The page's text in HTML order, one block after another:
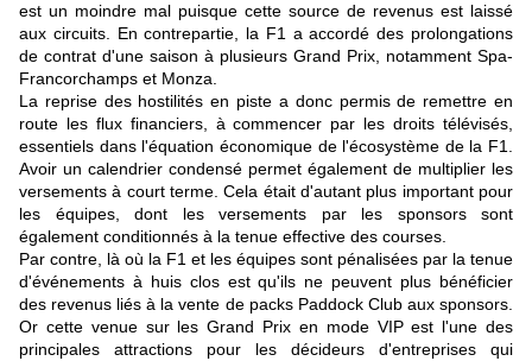
est un moindre mal puisque cette source de revenus est laissé
aux circuits. En contrepartie, la F1 a accordé des prolongations
de contrat d'une saison à plusieurs Grand Prix, notamment Spa-
Francorchamps et Monza.
La reprise des hostilités en piste a donc permis de remettre en
route les flux financiers, à commencer par les droits télévisés,
essentiels dans l'équation économique de l'écosystème de la F1.
Avoir un calendrier condensé permet également de multiplier les
versements à court terme. Cela était d'autant plus important pour
les équipes, dont les versements par les sponsors sont
également conditionnés à la tenue effective des courses.
Par contre, là où la F1 et les équipes sont pénalisées par la tenue
d'événements à huis clos est qu'ils ne peuvent plus bénéficier
des revenus liés à la vente de packs Paddock Club aux sponsors.
Or cette venue sur les Grand Prix en mode VIP est l'une des
principales attractions pour les décideurs d'entreprises qui